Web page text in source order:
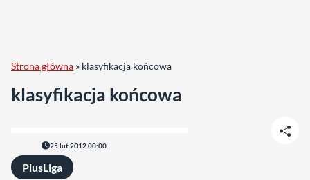
Strona główna » klasyfikacja końcowa
klasyfikacja końcowa
25 lut 2012 00:00
PlusLiga